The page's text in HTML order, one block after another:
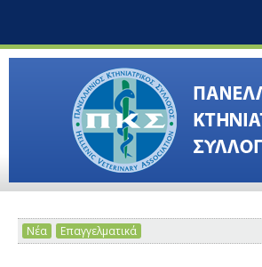
Νέα Επαγγελματικά